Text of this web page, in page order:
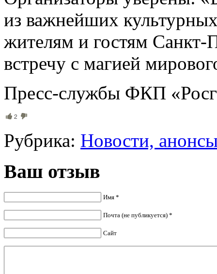
из важнейших
жителям и гостям Санкт-
встречу с магией
Пресс-службы ФКП
2
Рубрика: Новости,
Ваш отзыв
Имя *
Почта (не публикуется) *
Сайт